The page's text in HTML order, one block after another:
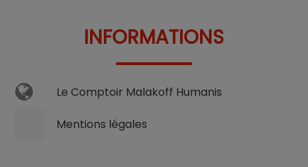
INFORMATIONS
Le Comptoir Malakoff Humanis
Mentions légales